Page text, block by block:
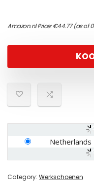
Amazon.nl Price:€44.77(as of
Netherlands
Category: Werkschoenen